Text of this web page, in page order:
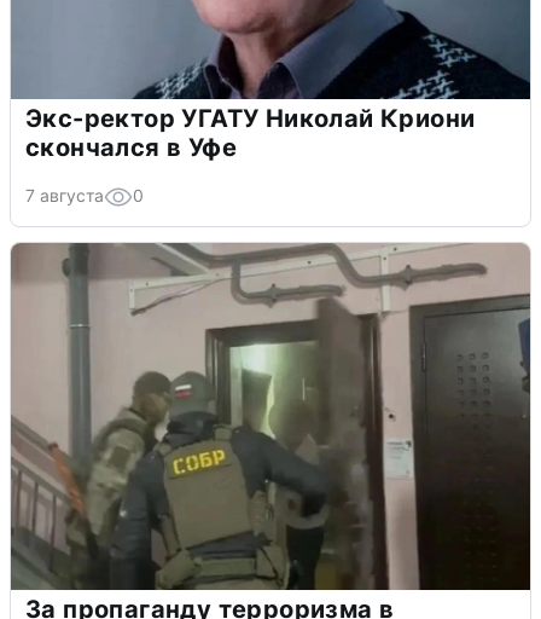
Экс-ректор УГАТУ Николай Криони
скончался в Уфе
7 августа 0
За пропаганду терроризма в